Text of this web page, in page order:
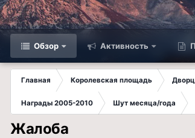
Обзор Активность
Главная Королевская площадь
Награды 2005-2010 Шут месяца/года
Жалоба